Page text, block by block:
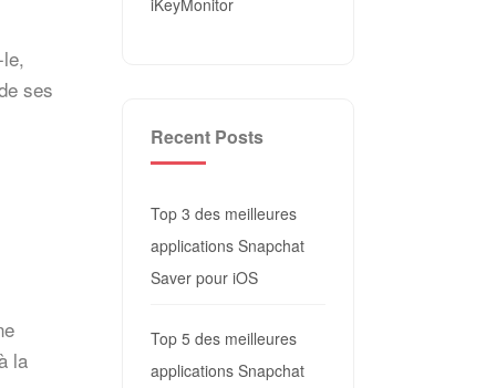
ses
la
iKeyMonitor
Recent Posts
Top 3 des meilleures
applications Snapchat
Saver pour iOS
Top 5 des meilleures
applications Snapchat